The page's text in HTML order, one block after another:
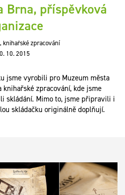
Brna, příspěvková
knihařské zpracování
10. 2015
jsme vyrobili pro Muzeum města
knihařské zpracování, kde jsme
skládání. Mimo to, jsme připravili i
skládačku originálně doplňují.